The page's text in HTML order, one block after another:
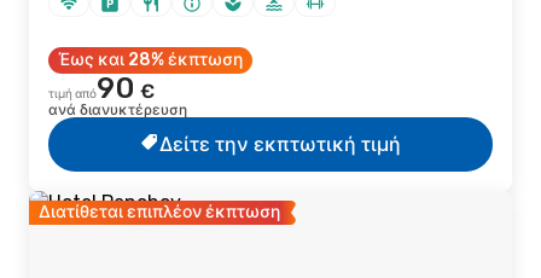
Έως και 28% έκπτωση
τιμή από90 €
ανά διανυκτέρευση
Δείτε την εκπτωτική τιμή
Διατίθεται επιπλέον έκπτωση